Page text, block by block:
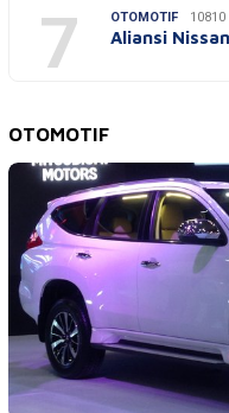
7 OTOMOTIF
Aliansi
OTOMOTIF